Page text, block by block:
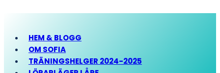
HEM & BLOGG
OM SOFIA
TRÄNINGSHELGER 2024-2025